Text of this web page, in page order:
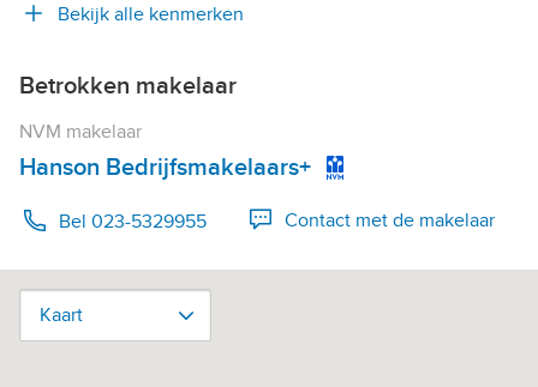
Bekijk alle kenmerken
Betrokken makelaar
NVM makelaar
Hanson Bedrijfsmakelaars+
Bel 023-5329955 Contact met de makelaar
Kaart
Kaart